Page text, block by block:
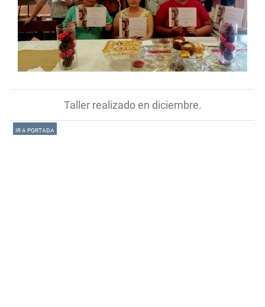
Taller realizado en diciembre.
IR A PORTADA